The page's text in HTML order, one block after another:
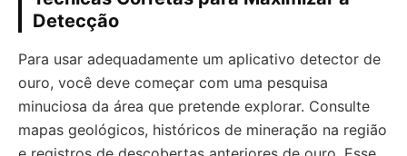
Detecção
Para usar adequadamente um aplicativo detector de
ouro, você deve começar com uma pesquisa
minuciosa da área que pretende explorar. Consulte
mapas geológicos, históricos de mineração na região